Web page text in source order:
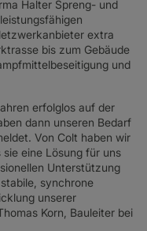
Halter Spreng- und
extra
bis zum Gebäude
und
erfolglos auf der
dann unseren Bedarf
Von Colt haben wir
eine Lösung für uns
Unterstützung
synchrone
unserer
Korn, Bauleiter bei